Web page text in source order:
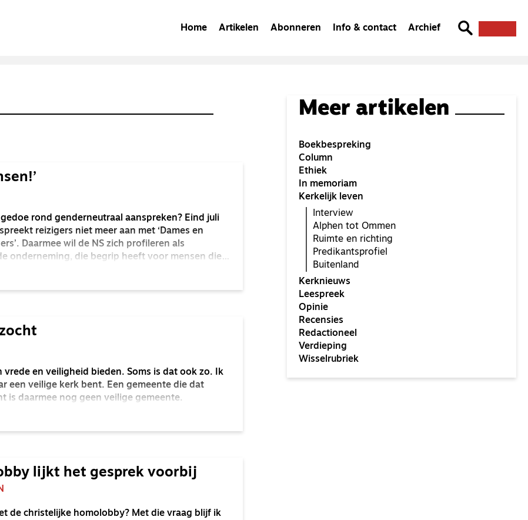
Home Artikelen Abonneren Info & contact Archief
rond genderneutraal aanspreken? Eind juli
reizigers niet meer aan met ‘Dames en
Daarmee wil de NS zich profileren als
onderneming, die begrip heeft voor mensen die
christen op reageren?
vrede en veiligheid bieden. Soms is dat ook zo. Ik
een veilige kerk bent. Een gemeente die dat
is daarmee nog geen veilige gemeente.
lijkt het gesprek voorbij
de christelijke homolobby? Met die vraag blijf ik
Meer artikelen
Boekbespreking
Column
Ethiek
In memoriam
Kerkelijk leven
Interview
Alphen tot Ommen
Ruimte en richting
Predikantsprofiel
Buitenland
Kerknieuws
Leespreek
Opinie
Recensies
Redactioneel
Verdieping
Wisselrubriek